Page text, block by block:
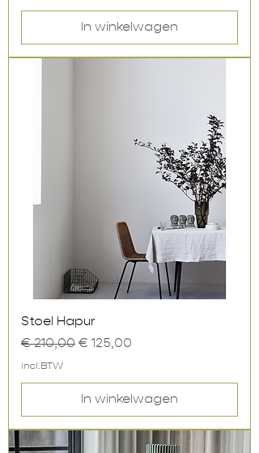
In winkelwagen
Stoel Hapur
Normale prijs
€ 210,00 Verkoopprijs
€ 125,00
incl.BTW
In winkelwagen